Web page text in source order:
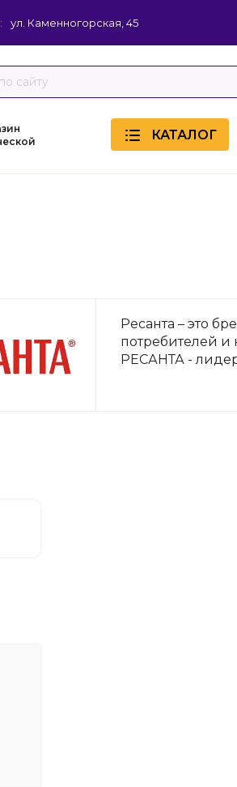
ул. Каменногорская, 45
КАТАЛОГ
Ресанта – это
потребителей
РЕСАНТА -